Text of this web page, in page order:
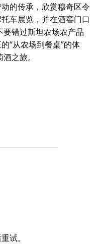
的传承，欣赏穆奇区令
车展览，并在酒窖门口
错过斯坦农场农产品
“从农场到餐桌”的体
之旅。
直精心培育和经营着葡
再生农业的理念，酿
和加强葡萄酒，并延续
斯·哈利德葡萄酒指南
追求。
断突破界限。每一口酒
欣赏穆奇区令人叹为观
餐车，它每天都会提供
试。